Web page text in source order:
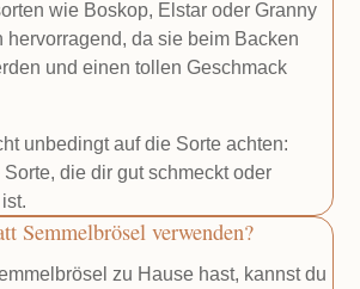
wie Boskop, Elstar oder Granny
hervorragend, da sie beim Backen
und einen tollen Geschmack
unbedingt auf die Sorte achten:
die dir gut schmeckt oder
Semmelbrösel verwenden?
zu Hause hast, kannst du